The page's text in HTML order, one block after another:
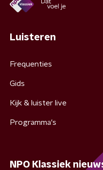
Luisteren
Frequenties
Gids
Kijk & luister live
Programma's
NPO Klassiek